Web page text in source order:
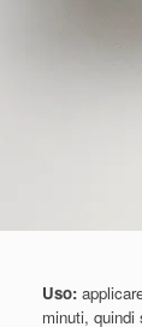
Uso:
minuti, quindi